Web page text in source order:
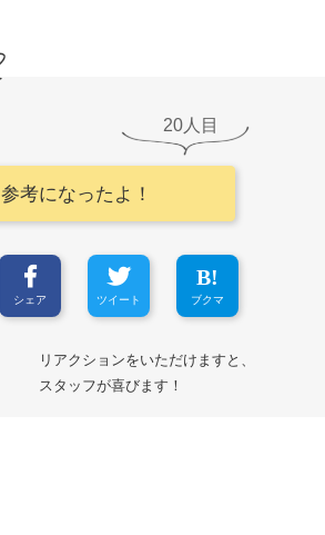
参考になったよ！
20
シェア ツイート ブクマ
リアクションをいただけますと、
スタッフが喜びます！